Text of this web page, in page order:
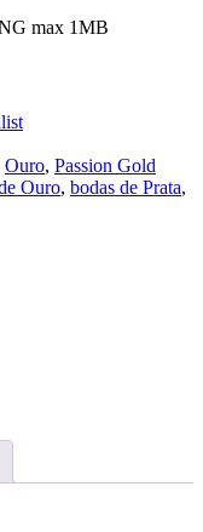
max 1MB
Ouro, Passion Gold
Ouro, bodas de Prata,